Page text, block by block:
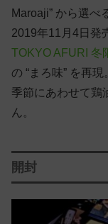
Maroaji” から選べ
2019年11月4日発
TOKYO AFURI 冬
の “まろ味” を再
季節にあわせて鶏
ん。
開封